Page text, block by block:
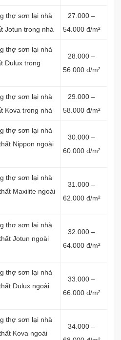
thợ sơn lại nhà
Jotun trong nhà
27.000 –
54.000 đ/m²
thợ sơn lại nhà
Dulux trong
28.000 –
56.000 đ/m²
thợ sơn lại nhà
Kova trong nhà
29.000 –
58.000 đ/m²
thợ sơn lại nhà
Nippon ngoài
30.000 –
60.000 đ/m²
thợ sơn lại nhà
Maxilite ngoài
31.000 –
62.000 đ/m²
thợ sơn lại nhà
Jotun ngoài
32.000 –
64.000 đ/m²
thợ sơn lại nhà
Dulux ngoài
33.000 –
66.000 đ/m²
thợ sơn lại nhà
Kova ngoài
34.000 –